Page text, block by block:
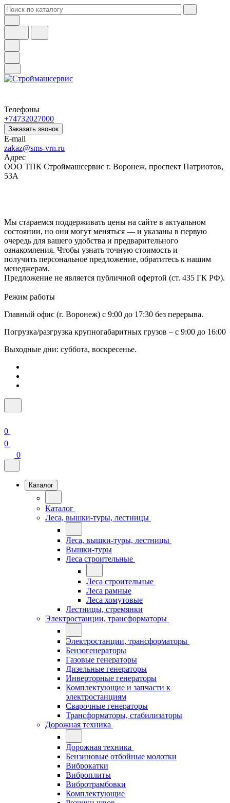
Телефоны
+74732027000
Заказать звонок
E-mail
zakaz@sms-vrn.ru
Адрес
ООО ТПК Строймашсервис г. Воронеж, проспект Патриотов,
53А
Мы стараемся поддерживать цены на сайте в актуальном
состоянии, но они могут меняться — и указаны в первую
очередь для вашего удобства и предварительного
ознакомления. Чтобы узнать точную стоимость и
получить персональное предложение, обратитесь к нашим
менеджерам.
Предложение не является публичной офертой (ст. 435 ГК РФ).
Режим работы
Главный офис (г. Воронеж) с 9:00 до 17:30 без перерыва.
Погрузка/разгрузка крупногабаритных грузов – с 9:00 до 16:00
Выходные дни: суббота, воскресенье.
0
0
0
Каталог
Каталог
Леса, вышки-туры, лестницы
Леса, вышки-туры, лестницы
Вышки-туры
Леса строительные
Леса строительные
Леса рамные
Леса хомутовые
Лестницы, стремянки
Электростанции, трансформаторы
Электростанции, трансформаторы
Бензогенераторы
Газовые генераторы
Дизельные генераторы
Инверторные генераторы
Комплектующие и запчасти к
электростанциям
Сварочные генераторы
Трансформаторы, стабилизаторы
Дорожная техника
Дорожная техника
Бензиновые отбойные молотки
Виброкатки
Виброплиты
Вибротрамбовки
Комплектующие